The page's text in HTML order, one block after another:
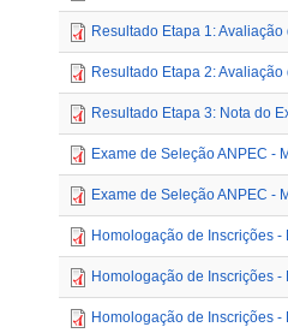
Resultado Etapa 1:
Resultado Etapa 2:
Resultado Etapa 3: Nota do
Exame de Seleção ANPEC -
Exame de Seleção ANPEC -
Homologação de Inscrições
Homologação de Inscrições
Homologação de Inscrições